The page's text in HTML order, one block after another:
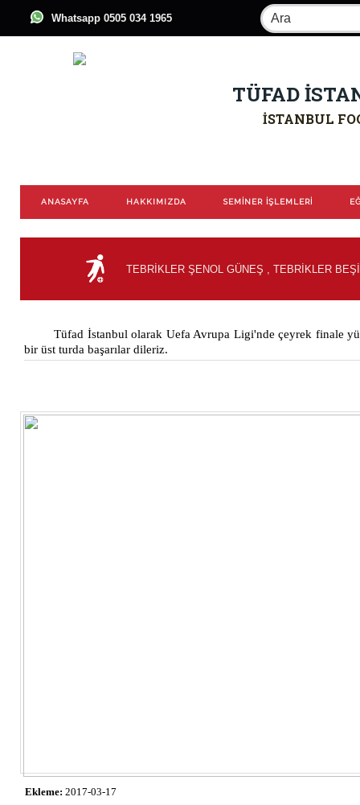
Whatsapp 0505 034 1965
TÜFAD
İSTANBUL
ANASAYFA HAKKIMIZDA SEMİNER İŞLEMLERİ
TEBRİKLER ŞENOL GÜNEŞ , TEBRİKLER
Tüfad İstanbul olarak Uefa Avrupa Ligi'nde çeyrek finale
bir üst turda başarılar dileriz.
Ekleme: 2017-03-17